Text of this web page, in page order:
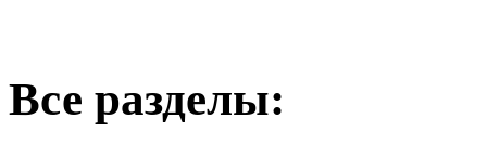
Все разделы: